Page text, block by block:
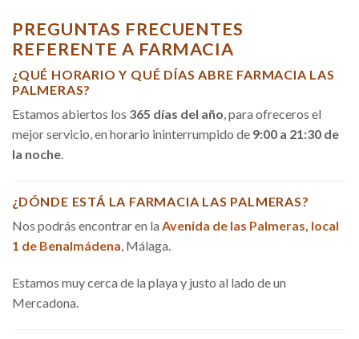
PREGUNTAS FRECUENTES
REFERENTE A FARMACIA
¿QUÉ HORARIO Y QUÉ DÍAS ABRE FARMACIA LAS
PALMERAS?
Estamos abiertos los 365 días del año, para ofreceros el
mejor servicio, en horario ininterrumpido de 9:00 a 21:30 de
la noche.
¿DÓNDE ESTÁ LA FARMACIA LAS PALMERAS?
Nos podrás encontrar en la Avenida de las Palmeras, local
1 de Benalmádena, Málaga.
Estamos muy cerca de la playa y justo al lado de un
Mercadona.